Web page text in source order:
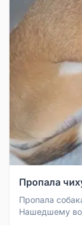
Пропала
Пропала
Нашедшему